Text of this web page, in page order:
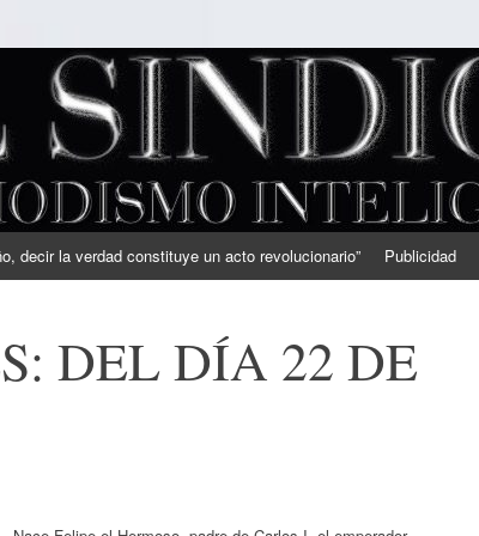
decir la verdad constituye un acto revolucionario” Publicidad
DEL DÍA 22 DE